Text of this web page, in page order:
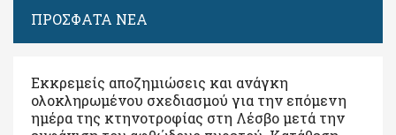
ΠΡΟΣΦΑΤΑ ΝΕΑ
Εκκρεμείς αποζημιώσεις και ανάγκη
ολοκληρωμένου σχεδιασμού για την επόμενη
ημέρα της κτηνοτροφίας στη Λέσβο μετά την